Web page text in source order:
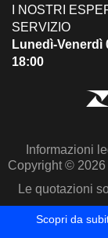
I NOSTRI
SERVIZIO
Lunedì-Venerdì
18:00
Informazioni
Copyright © 2026
Le quotazioni
Scopri da